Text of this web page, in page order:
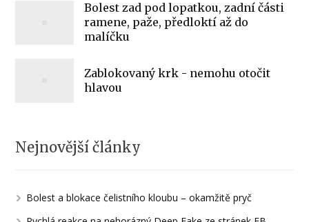
Bolest zad pod lopatkou, zadní části
ramene, paže, předloktí až do
malíčku
Zablokovaný krk - nemohu otočit
hlavou
Nejnovější články
Bolest a blokace čelistního kloubu – okamžitě pryč